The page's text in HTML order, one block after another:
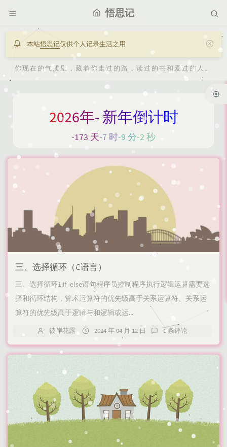
悟思记
本站悟思记仅供个人记录生活之用
你现在的气质里，藏着你走过的路，读过的书和爱过的人。
2026年-新年倒计时
-173 天-7 时-9 分-3 秒
三、选择循环（C语言）
三、选择循环1.if -else语句程序员控制程序执行逻辑运算需要选
择和循环结构，算术运算符的优先级高于关系运算符、关系运
算符的优先级高于逻辑与和逻辑或运...
彼岸花露 2024 年 04 月 12 日 1 条评论